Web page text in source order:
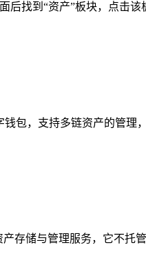
后找到“资产”板块，点击该
包，支持多链资产的管理
存储与管理服务，它不托